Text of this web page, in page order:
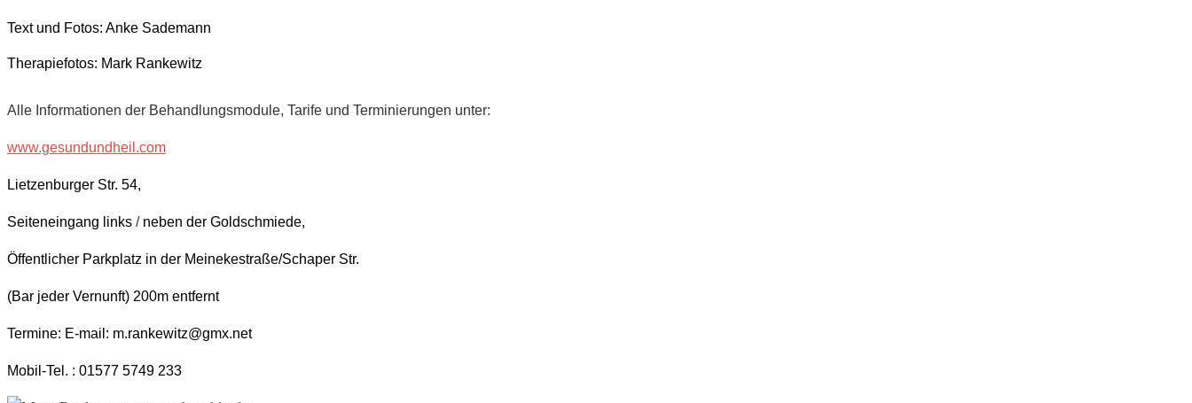
Text und Fotos: Anke Sademann
Therapiefotos: Mark Rankewitz
Alle Informationen der Behandlungsmodule, Tarife und Terminierungen unter:
www.gesundundheil.com
Lietzenburger Str. 54,
Seiteneingang links / neben der Goldschmiede,
Öffentlicher Parkplatz in der Meinekestraße/Schaper Str.
(Bar jeder Vernunft) 200m entfernt
Termine: E-mail: m.rankewitz@gmx.net
Mobil-Tel. : 01577 5749 233